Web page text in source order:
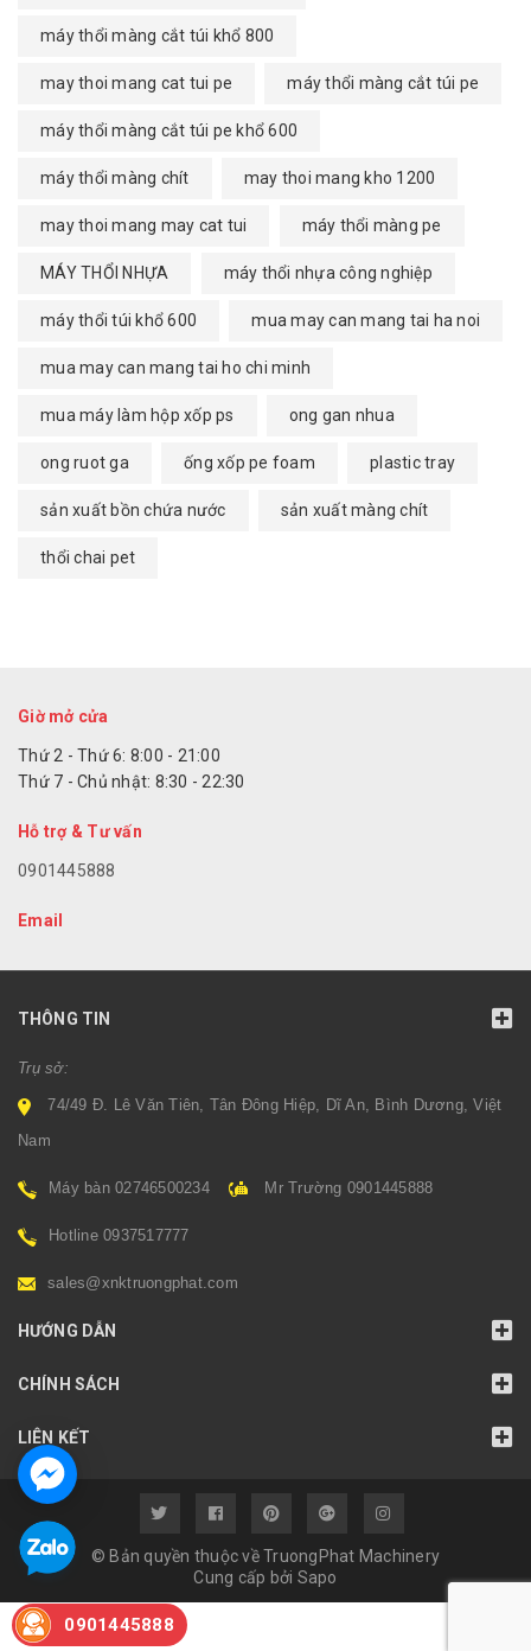
máy thổi màng cắt túi khổ 800
may thoi mang cat tui pe máy thổi màng cắt túi pe
máy thổi màng cắt túi pe khổ 600
máy thổi màng chít may thoi mang kho 1200
may thoi mang may cat tui máy thổi màng pe
MÁY THỔI NHỰA máy thổi nhựa công nghiệp
máy thổi túi khổ 600 mua may can mang tai ha noi
mua may can mang tai ho chi minh
mua máy làm hộp xốp ps ong gan nhua
ong ruot ga ống xốp pe foam plastic tray
sản xuất bồn chứa nước sản xuất màng chít
thổi chai pet
Giờ mở cửa
Thứ 2 - Thứ 6: 8:00 - 21:00
Thứ 7 - Chủ nhật: 8:30 - 22:30
Hỗ trợ & Tư vấn
0901445888
Email
THÔNG TIN
Trụ sở:
74/49 Đ. Lê Văn Tiên, Tân Đông Hiệp, Dĩ An, Bình Dương, Việt
Nam
Máy bàn 02746500234 Mr Trường 0901445888
Hotline 0937517777
sales@xnktruongphat.com
HƯỚNG DẪN
CHÍNH SÁCH
LIÊN KẾT
© Bản quyền thuộc về TruongPhat Machinery
Cung cấp bởi Sapo
0901445888